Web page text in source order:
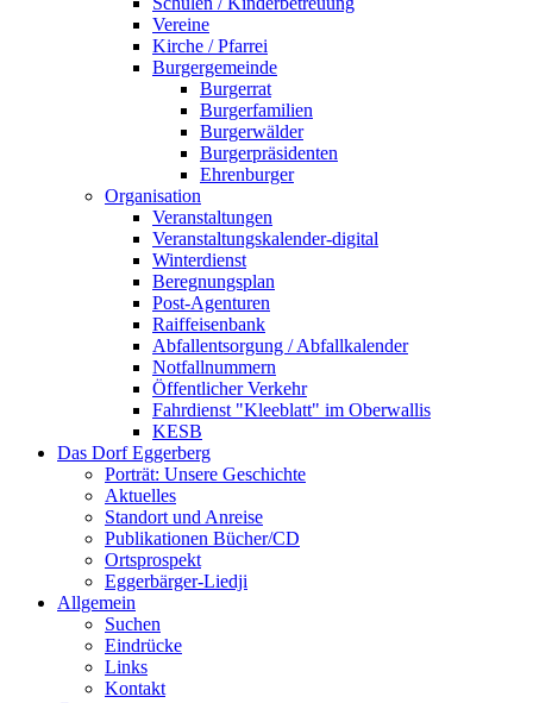
Vereine
Kirche / Pfarrei
Burgergemeinde
Burgerrat
Burgerfamilien
Burgerwälder
Burgerpräsidenten
Ehrenburger
Organisation
Veranstaltungen
Veranstaltungskalender-digital
Winterdienst
Beregnungsplan
Post-Agenturen
Raiffeisenbank
Abfallentsorgung / Abfallkalender
Notfallnummern
Öffentlicher Verkehr
Fahrdienst "Kleeblatt" im Oberwallis
KESB
Das Dorf Eggerberg
Porträt: Unsere Geschichte
Aktuelles
Standort und Anreise
Publikationen Bücher/CD
Ortsprospekt
Eggerbärger-Liedji
Allgemein
Suchen
Eindrücke
Links
Kontakt